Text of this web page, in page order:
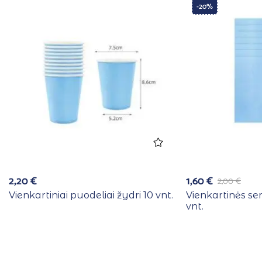
2,20€
Vienkartiniai puodeliai žydri 10 vnt.
-20%
2,00€
1,60€
Vienkartinės
vnt.